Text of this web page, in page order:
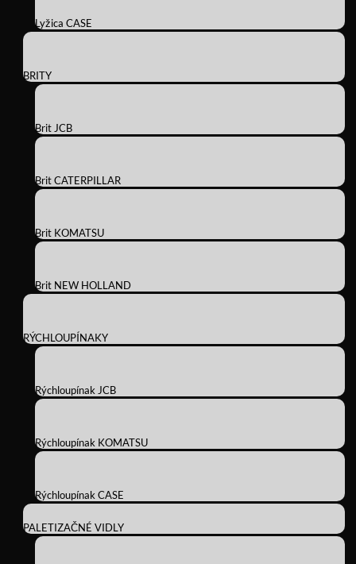
Lyžica CASE
BRITY
Brit JCB
Brit CATERPILLAR
Brit KOMATSU
Brit NEW HOLLAND
RÝCHLOUPÍNAKY
Rýchloupínak JCB
Rýchloupínak KOMATSU
Rýchloupínak CASE
PALETIZAČNÉ VIDLY